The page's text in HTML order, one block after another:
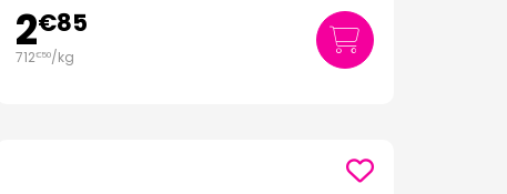
2€85
712€50/kg